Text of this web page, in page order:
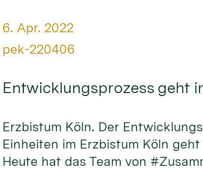
Datum:
6. Apr. 2022
Von:
pek-220406
Entwicklungsprozess geht
Erzbistum Köln. Der
Ein­hei­ten im Erz­bistum Köln
Heu­­te hat das Team von